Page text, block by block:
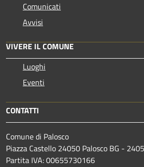
Comunicati
Avvisi
VIVERE IL COMUNE
Luoghi
Eventi
CONTATTI
Comune di Palosco
Piazza Castello 24050 Palosco BG -
Partita IVA: 00655730166